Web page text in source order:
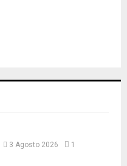
3 Agosto 2026 1